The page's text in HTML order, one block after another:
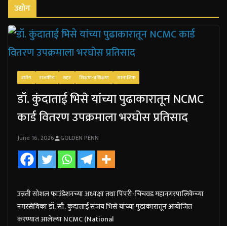
उद्योग
उद्योग राजकीय शहर शिक्षण-प्रशिक्षण सामाजिक
डॉ. कुंदाताई भिसे यांच्या पुढाकारातून NCMC
कार्ड वितरण उपक्रमाला भरघोस प्रतिसाद
June 16, 2026 GOLDEN PENN
उन्नती सोशल फाउंडेशनच्या अध्यक्षा तथा पिंपरी-चिंचवड महानगरपालिकेच्या
नगरसेविका डॉ. सौ. कुंदाताई संजय भिसे यांच्या पुढाकारातून आयोजित
करण्यात आलेल्या NCMC (National